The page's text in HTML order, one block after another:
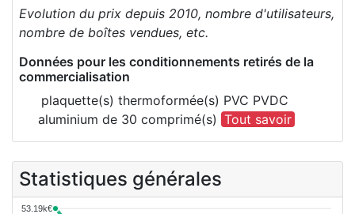
Evolution du prix depuis 2010, nombre d'utilisateurs,
nombre de boîtes vendues, etc.
Données pour les conditionnements retirés de la
commercialisation
plaquette(s) thermoformée(s) PVC PVDC
aluminium de 30 comprimé(s) Tout savoir
Statistiques générales
53.19k€